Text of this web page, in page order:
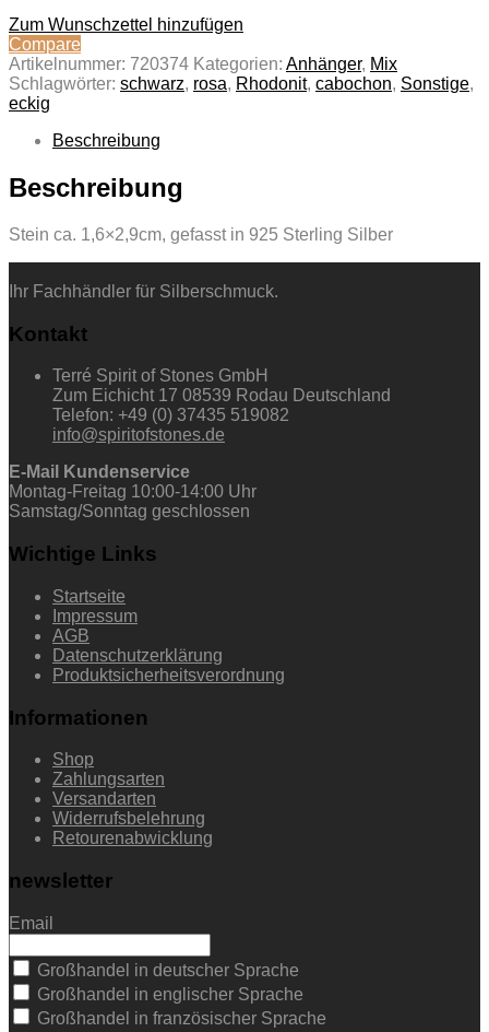
Zum Wunschzettel hinzufügen
Compare
Artikelnummer: 720374 Kategorien: Anhänger, Mix
Schlagwörter: schwarz, rosa, Rhodonit, cabochon, Sonstige,
eckig
Beschreibung
Beschreibung
Stein ca. 1,6×2,9cm, gefasst in 925 Sterling Silber
Ihr Fachhändler für Silberschmuck.
Kontakt
Terré Spirit of Stones GmbH
Zum Eichicht 17 08539 Rodau Deutschland
Telefon: +49 (0) 37435 519082
info@spiritofstones.de
E-Mail Kundenservice
Montag-Freitag 10:00-14:00 Uhr
Samstag/Sonntag geschlossen
Wichtige Links
Startseite
Impressum
AGB
Datenschutzerklärung
Produktsicherheitsverordnung
Informationen
Shop
Zahlungsarten
Versandarten
Widerrufsbelehrung
Retourenabwicklung
newsletter
Email
Großhandel in deutscher Sprache
Großhandel in englischer Sprache
Großhandel in französischer Sprache